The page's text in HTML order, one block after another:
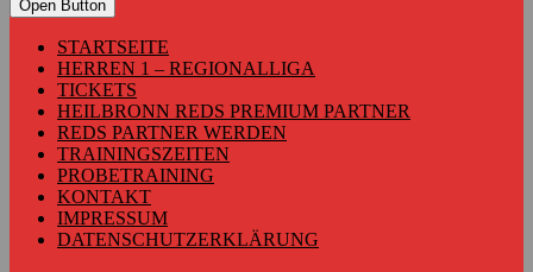
Open Button
STARTSEITE
HERREN 1 – REGIONALLIGA
TICKETS
HEILBRONN REDS PREMIUM PARTNER
REDS PARTNER WERDEN
TRAININGSZEITEN
PROBETRAINING
KONTAKT
IMPRESSUM
DATENSCHUTZERKLÄRUNG